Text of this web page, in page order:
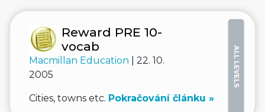
ALL LEVELS
Reward PRE 10-
vocab
Macmillan Education
| 22. 10.
2005
Cities, towns etc. Pokračování článku »